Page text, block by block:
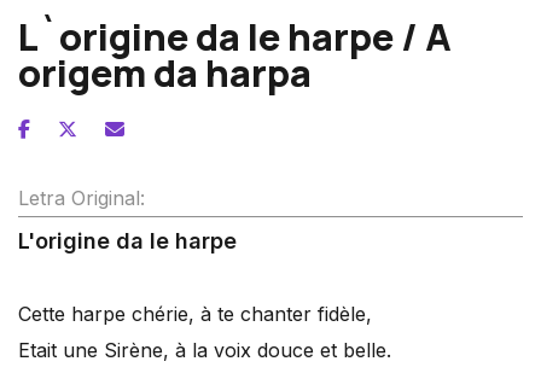
L`origine da le harpe / A
origem da harpa
Letra Original:
L'origine da le harpe
Cette harpe chérie, à te chanter fidèle,
Etait une Sirène, à la voix douce et belle.